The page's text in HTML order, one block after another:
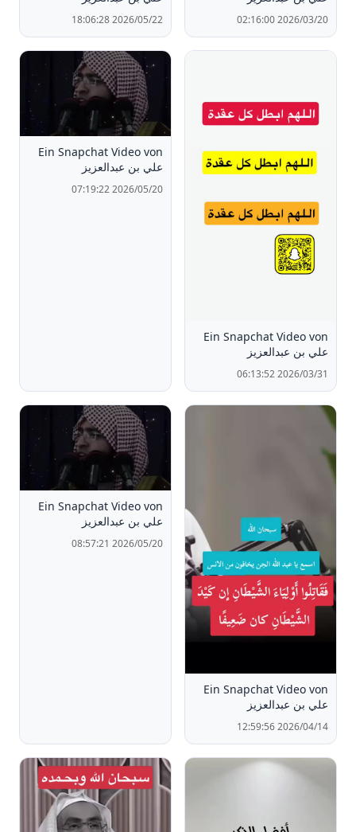
2026/03/20 02:16:00
2026/05/22 18:06:28
Ein Snapchat Video von
علي بن عبدالعزيز
2026/03/31 06:13:52
Ein Snapchat Video von
علي بن عبدالعزيز
2026/05/20 07:19:22
Ein Snapchat Video von
علي بن عبدالعزيز
2026/04/14 12:59:56
Ein Snapchat Video von
علي بن عبدالعزيز
2026/05/20 08:57:21